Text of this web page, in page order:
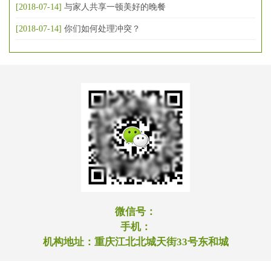
[2018-07-14] 与家人共享一顿美好的晚餐
[2018-07-14] 你们如何处理冲突？
微信号：
手机：
机构地址： 重庆江北北城天街33号东和城